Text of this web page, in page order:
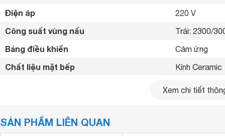
Điện áp 220 V
Công suất vùng nấu Trái: 2300/
Bảng điều khiển Cảm ứng
Chất liệu mặt bếp Kính Ceramic
Chỉ sử dụng
Tiện ích
Ninh/HầmCó
Xem chi tiết
SẢN PHẨM LIÊN QUAN